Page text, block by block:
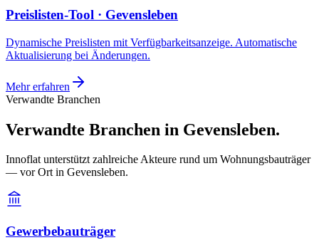
Preislisten-Tool · Gevensleben
Dynamische Preislisten mit Verfügbarkeitsanzeige. Automatische
Aktualisierung bei Änderungen.
Mehr erfahren
Verwandte Branchen
Verwandte Branchen in Gevensleben.
Innoflat unterstützt zahlreiche Akteure rund um Wohnungsbauträger
— vor Ort in Gevensleben.
Gewerbebauträger